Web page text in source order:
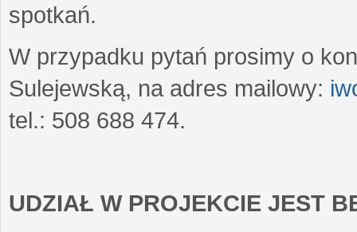
spotkań.
W przypadku pytań prosimy o
Sulejewską, na adres mailowy:
tel.: 508 688 474.
UDZIAŁ W PROJEKCIE JEST